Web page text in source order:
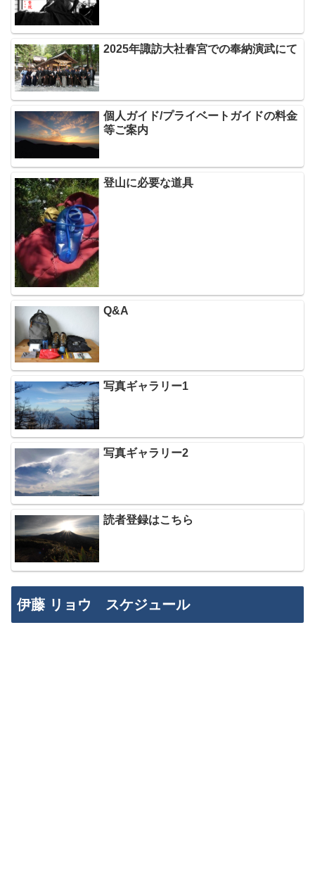
2025年諏訪大社春宮での奉納演武にて
個人ガイド/プライベートガイドの料金
等ご案内
登山に必要な道具
Q&A
写真ギャラリー1
写真ギャラリー2
読者登録はこちら
伊藤 リョウ スケジュール